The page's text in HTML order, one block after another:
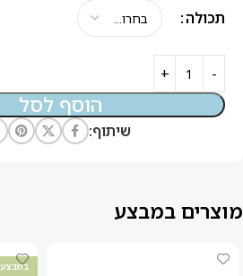
תכולה
הוסף לסל
שיתוף:
מוצרים במבצע
במבצע